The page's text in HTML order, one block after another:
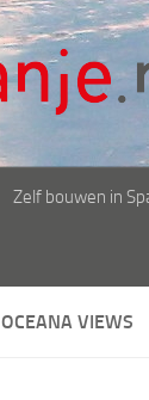
Zelf bouwen in
OCEANA VIEWS